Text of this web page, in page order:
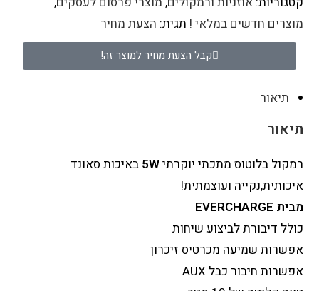
מוצרים חדשים במלאי ! תגית: הצעת מחיר
קבל הצעת מחיר למוצר זה!
תיאור
תיאור
רמקול בלוטוס מתכתי יוקרתי5W באיכות סאונד
איכותית,נקייה ועוצמתית!
מבית EVERCHARGE
כולל דיבורת לביצוע שיחות
אפשרות שמיעה מכרטיס זיכרון
אפשרות חיבור כבל AUX